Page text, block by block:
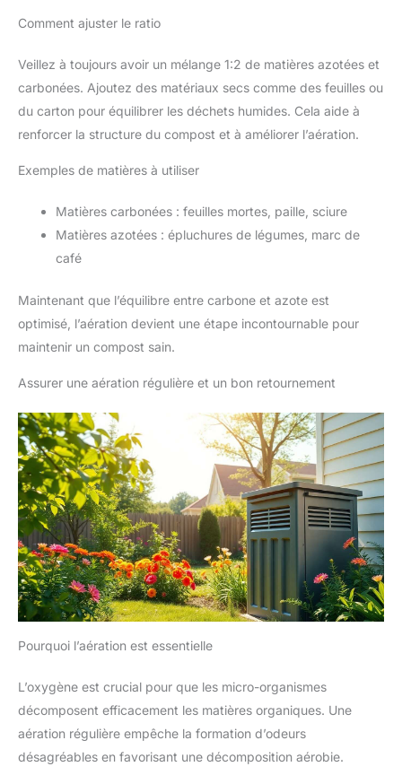
Comment ajuster le ratio
Veillez à toujours avoir un mélange 1:2 de matières azotées et
carbonées. Ajoutez des matériaux secs comme des feuilles ou
du carton pour équilibrer les déchets humides. Cela aide à
renforcer la structure du compost et à améliorer l’aération.
Exemples de matières à utiliser
Matières carbonées : feuilles mortes, paille, sciure
Matières azotées : épluchures de légumes, marc de
café
Maintenant que l’équilibre entre carbone et azote est
optimisé, l’aération devient une étape incontournable pour
maintenir un compost sain.
Assurer une aération régulière et un bon retournement
Pourquoi l’aération est essentielle
L’oxygène est crucial pour que les micro-organismes
décomposent efficacement les matières organiques. Une
aération régulière empêche la formation d’odeurs
désagréables en favorisant une décomposition aérobie.